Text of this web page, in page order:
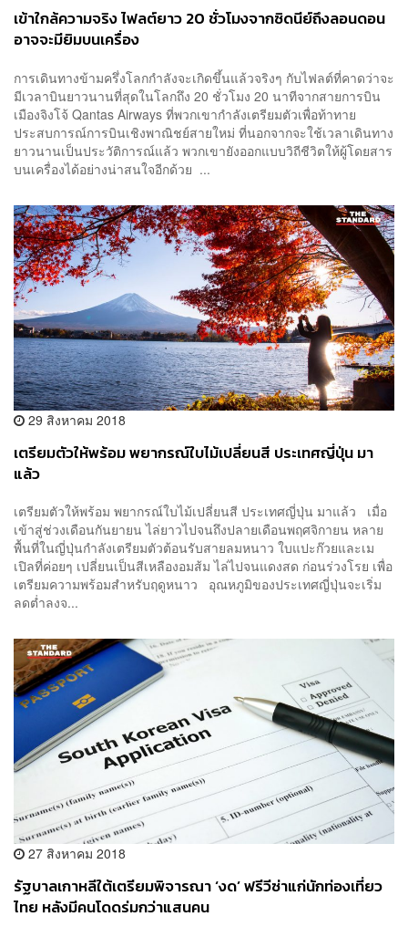
เข้าใกล้ความจริง ไฟลต์ยาว 20 ชั่วโมงจากซิดนีย์ถึงลอนดอน
อาจจะมียิมบนเครื่อง
การเดินทางข้ามครึ่งโลกกำลังจะเกิดขึ้นแล้วจริงๆ กับไฟลต์ที่คาดว่าจะ
มีเวลาบินยาวนานที่สุดในโลกถึง 20 ชั่วโมง 20 นาทีจากสายการบิน
เมืองจิงโจ้ Qantas Airways ที่พวกเขากำลังเตรียมตัวเพื่อท้าทาย
ประสบการณ์การบินเชิงพาณิชย์สายใหม่ ที่นอกจากจะใช้เวลาเดินทาง
ยาวนานเป็นประวัติการณ์แล้ว พวกเขายังออกแบบวิถีชีวิตให้ผู้โดยสาร
บนเครื่องได้อย่างน่าสนใจอีกด้วย ...
29 สิงหาคม 2018
เตรียมตัวให้พร้อม พยากรณ์ใบไม้เปลี่ยนสี ประเทศญี่ปุ่น มา
แล้ว
เตรียมตัวให้พร้อม พยากรณ์ใบไม้เปลี่ยนสี ประเทศญี่ปุ่น มาแล้ว เมื่อ
เข้าสู่ช่วงเดือนกันยายน ไล่ยาวไปจนถึงปลายเดือนพฤศจิกายน หลาย
พื้นที่ในญี่ปุ่นกำลังเตรียมตัวต้อนรับสายลมหนาว ใบแปะก๊วยและเม
เปิลที่ค่อยๆ เปลี่ยนเป็นสีเหลืองอมส้ม ไล่ไปจนแดงสด ก่อนร่วงโรย เพื่อ
เตรียมความพร้อมสำหรับฤดูหนาว อุณหภูมิของประเทศญี่ปุ่นจะเริ่ม
ลดต่ำลงจ...
27 สิงหาคม 2018
รัฐบาลเกาหลีใต้เตรียมพิจารณา ‘งด’ ฟรีวีซ่าแก่นักท่องเที่ยว
ไทย หลังมีคนโดดร่มกว่าแสนคน